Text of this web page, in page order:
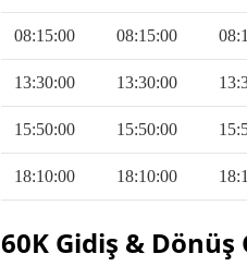
08:15:00 08:15:00
13:30:00 13:30:00
15:50:00 15:50:00
18:10:00 18:10:00
60K Gidiş &